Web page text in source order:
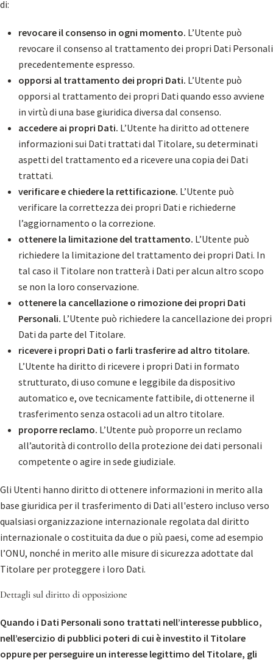
di:
revocare il consenso in ogni momento. L’Utente può
revocare il consenso al trattamento dei propri Dati Personali
precedentemente espresso.
opporsi al trattamento dei propri Dati. L’Utente può
opporsi al trattamento dei propri Dati quando esso avviene
in virtù di una base giuridica diversa dal consenso.
accedere ai propri Dati. L’Utente ha diritto ad ottenere
informazioni sui Dati trattati dal Titolare, su determinati
aspetti del trattamento ed a ricevere una copia dei Dati
trattati.
verificare e chiedere la rettificazione. L’Utente può
verificare la correttezza dei propri Dati e richiederne
l’aggiornamento o la correzione.
ottenere la limitazione del trattamento. L’Utente può
richiedere la limitazione del trattamento dei propri Dati. In
tal caso il Titolare non tratterà i Dati per alcun altro scopo
se non la loro conservazione.
ottenere la cancellazione o rimozione dei propri Dati
Personali. L’Utente può richiedere la cancellazione dei propri
Dati da parte del Titolare.
ricevere i propri Dati o farli trasferire ad altro titolare.
L’Utente ha diritto di ricevere i propri Dati in formato
strutturato, di uso comune e leggibile da dispositivo
automatico e, ove tecnicamente fattibile, di ottenerne il
trasferimento senza ostacoli ad un altro titolare.
proporre reclamo. L’Utente può proporre un reclamo
all’autorità di controllo della protezione dei dati personali
competente o agire in sede giudiziale.
Gli Utenti hanno diritto di ottenere informazioni in merito alla
base giuridica per il trasferimento di Dati all'estero incluso verso
qualsiasi organizzazione internazionale regolata dal diritto
internazionale o costituita da due o più paesi, come ad esempio
l’ONU, nonché in merito alle misure di sicurezza adottate dal
Titolare per proteggere i loro Dati.
Dettagli sul diritto di opposizione
Quando i Dati Personali sono trattati nell’interesse pubblico,
nell’esercizio di pubblici poteri di cui è investito il Titolare
oppure per perseguire un interesse legittimo del Titolare, gli